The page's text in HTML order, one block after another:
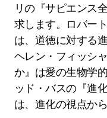
リの『サピエンス
求します。ロバー
は、道徳に対する
ヘレン・フィッシ
か』は愛の生物学
ッド・バスの『進
は、進化の視点から